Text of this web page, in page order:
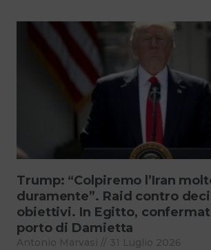
Trump: “Colpiremo l’Iran
duramente”. Raid contro
obiettivi. In Egitto,
porto di Damietta
Antonio Marvasi 31 Luglio 2026